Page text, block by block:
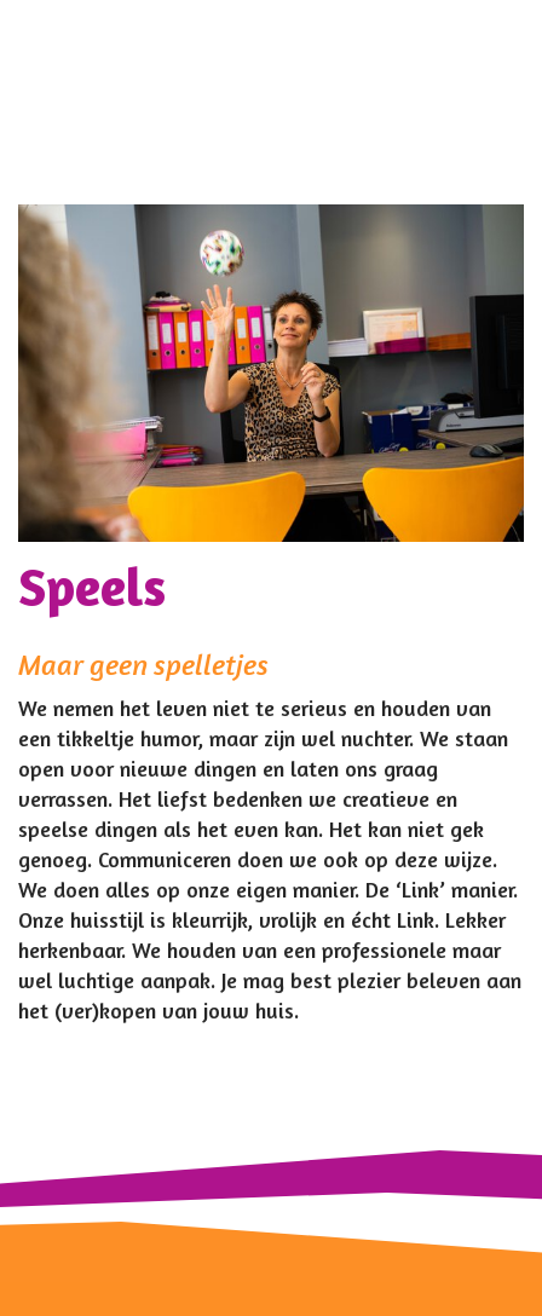
Speels
Maar geen spelletjes
We nemen het leven niet te serieus en houden van
een tikkeltje humor, maar zijn wel nuchter. We staan
open voor nieuwe dingen en laten ons graag
verrassen. Het liefst bedenken we creatieve en
speelse dingen als het even kan. Het kan niet gek
genoeg. Communiceren doen we ook op deze wijze.
We doen alles op onze eigen manier. De ‘Link’ manier.
Onze huisstijl is kleurrijk, vrolijk en écht Link. Lekker
herkenbaar. We houden van een professionele maar
wel luchtige aanpak. Je mag best plezier beleven aan
het (ver)kopen van jouw huis.